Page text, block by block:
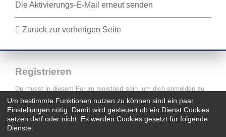
Die Aktivierungs-E-Mail erneut senden
Zurück zur vorherigen Seite
Registrieren
Du musst in diesem Forum registriert sein, um dich anmelden zu
können. Die Registrierung ist in wenigen Augenblicken erledigt und
ermöglicht dir, auf weitere Funktionen zuzugreifen. Die Board-
Administration kann registrierten Benutzern auch zusätzliche
Berechtigungen zuweisen. Beachte bitte unsere
Nutzungsbedingungen und die verwandten Regelungen, bevor du
Um bestimmte Funktionen nutzen zu können sind ein paar
Einstellungen nötig. Damit wird gesteuert ob ein Dienst Cookies
setzen darf oder nicht. Es werden Cookies gesetzt für folgende
Dienste: